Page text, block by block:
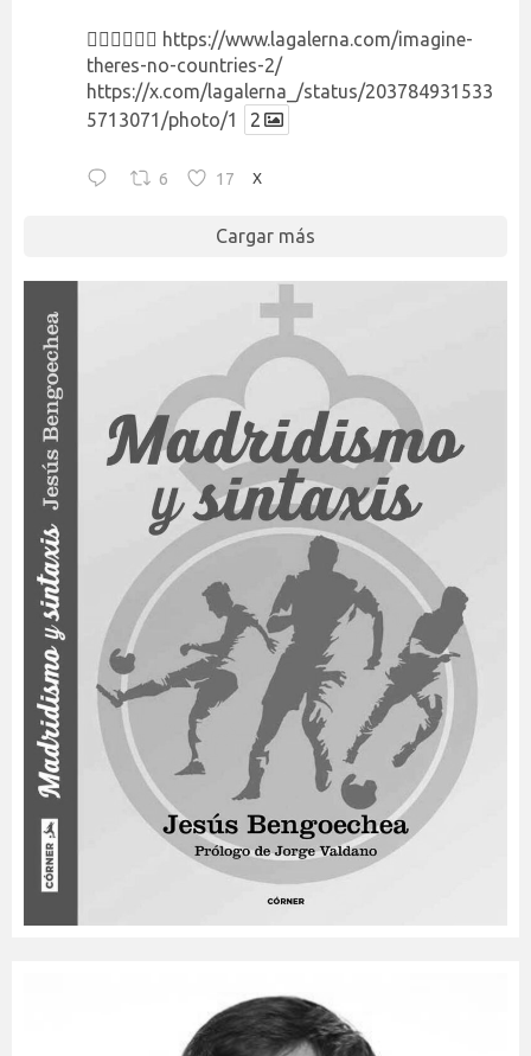
👉🏻👉🏻👉🏻 https://www.lagalerna.com/imagine-
theres-no-countries-2/
https://x.com/lagalerna_/status/203784931533
5713071/photo/1
2
6 17 X
Cargar más